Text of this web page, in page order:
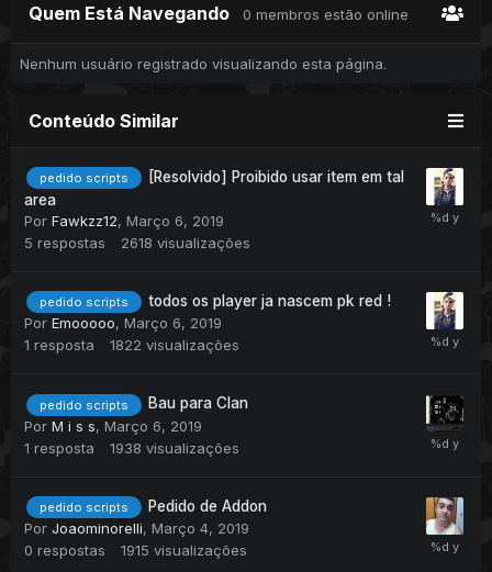
Quem Está Navegando 0 membros estão online
Nenhum usuário registrado visualizando esta página.
Conteúdo Similar
pedido scripts
[Resolvido] Proibido usar item em tal
area
Por Fawkzz12, Março 6, 2019
5 respostas 2618 visualizações
pedido scripts
todos os player ja nascem pk red !
Por Emooooo, Março 6, 2019
1 resposta 1822 visualizações
pedido scripts
Bau para Clan
Por M i s s, Março 6, 2019
1 resposta 1938 visualizações
pedido scripts
Pedido de Addon
Por Joaominorelli, Março 4, 2019
0 respostas 1915 visualizações